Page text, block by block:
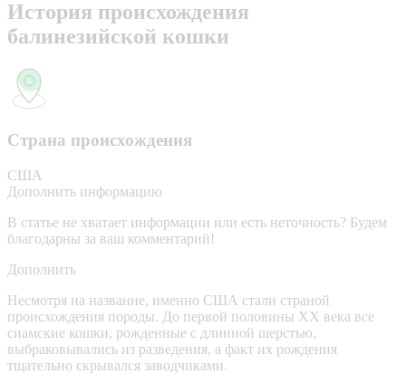
История происхождения
балинезийской кошки
Страна происхождения
США
Дополнить информацию
В статье не хватает информации или есть неточность? Будем
благодарны за ваш комментарий!
Дополнить
Несмотря на название, именно США стали страной
происхождения породы. До первой половины XX века все
сиамские кошки, рожденные с длинной шерстью,
выбраковывались из разведения, а факт их рождения
тщательно скрывался заводчиками.